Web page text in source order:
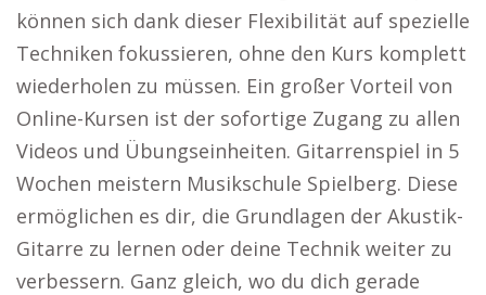
können sich dank dieser Flexibilität auf spezielle
Techniken fokussieren, ohne den Kurs komplett
wiederholen zu müssen. Ein großer Vorteil von
Online-Kursen ist der sofortige Zugang zu allen
Videos und Übungseinheiten. Gitarrenspiel in 5
Wochen meistern Musikschule Spielberg. Diese
ermöglichen es dir, die Grundlagen der Akustik-
Gitarre zu lernen oder deine Technik weiter zu
verbessern. Ganz gleich, wo du dich gerade